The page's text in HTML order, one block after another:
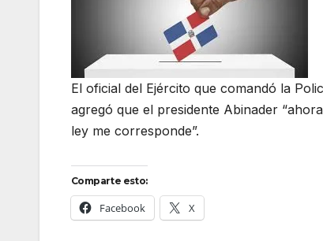
El oficial del Ejército que comandó la
agregó que el presidente Abinader
ley me corresponde”.
Comparte esto:
Facebook X